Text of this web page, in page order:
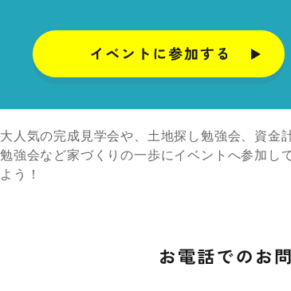
大人気の完成見学会や、土地探し勉強会、資金
勉強会など家づくりの一歩にイベントへ参加し
よう！